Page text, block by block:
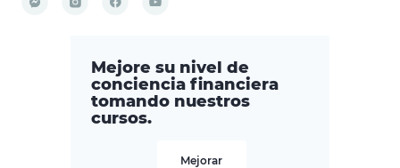
Mejore su nivel de
conciencia financiera
tomando nuestros
cursos.
Mejorar